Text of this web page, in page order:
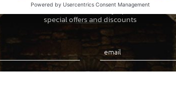
Subscribe to our newsletter and stay up-to-date on
special offers and discounts
Email